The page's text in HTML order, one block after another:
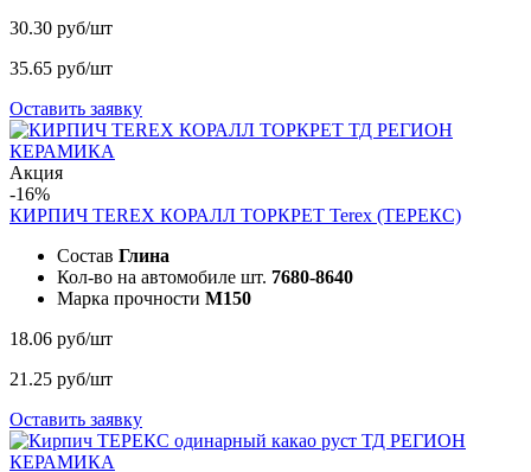
30.30 руб/шт
35.65 руб/шт
Оставить заявку
Акция
-16%
КИРПИЧ TEREX КОРАЛЛ ТОРКРЕТ Terex (ТЕРЕКС)
Состав Глина
Кол-во на автомобиле шт. 7680-8640
Марка прочности М150
18.06 руб/шт
21.25 руб/шт
Оставить заявку